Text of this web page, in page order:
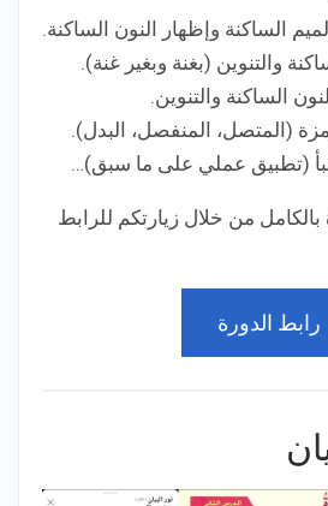
الساكنة وإظهار النون الساكنة.
والتنوين (بغنة وبغير غنة).
الساكنة والتنوين.
(المتصل، المنفصل، البدل).
(تطبيق عملي على ما سبق)…
بالكامل من خلال زيارتكم للرابط
رابط الدورة